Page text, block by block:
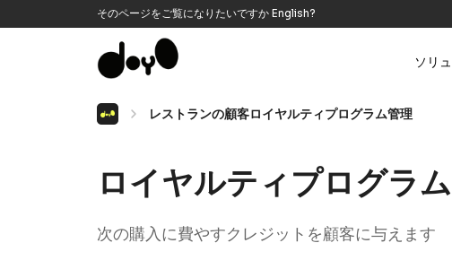
そのページをご覧になりたいですか English?
ソリ
レストランの顧客ロイヤルティプログラム管理
ロイヤルティプログラム
次の購入に費やすクレジットを顧客に与えます